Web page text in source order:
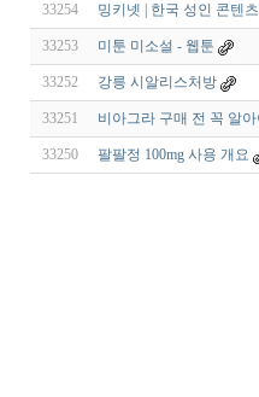
33254 밍키넷 | 한국 성인 콘텐
33253 미툰 미소설 - 웹툰
33252 강릉 시알­리스처방
33251 비아그라 구매 전 꼭 알
33250 팔팔정 100mg 사용 개요